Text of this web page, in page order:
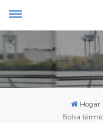
Hogar
Bolsa